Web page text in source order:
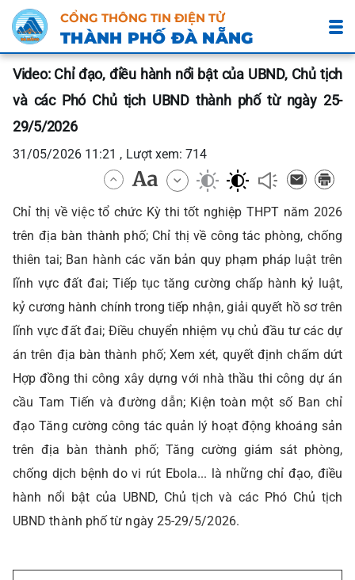
CỔNG THÔNG TIN ĐIỆN TỬ
THÀNH PHỐ ĐÀ NẴNG
Video: Chỉ đạo, điều hành nổi bật của UBND, Chủ tịch
và các Phó Chủ tịch UBND thành phố từ ngày 25-
29/5/2026
31/05/2026 11:21 , Lượt xem: 714
Chỉ thị về việc tổ chức Kỳ thi tốt nghiệp THPT năm 2026
trên địa bàn thành phố; Chỉ thị về công tác phòng, chống
thiên tai; Ban hành các văn bản quy phạm pháp luật trên
lĩnh vực đất đai; Tiếp tục tăng cường chấp hành kỷ luật,
kỷ cương hành chính trong tiếp nhận, giải quyết hồ sơ trên
lĩnh vực đất đai; Điều chuyển nhiệm vụ chủ đầu tư các dự
án trên địa bàn thành phố; Xem xét, quyết định chấm dứt
Hợp đồng thi công xây dựng với nhà thầu thi công dự án
cầu Tam Tiến và đường dẫn; Kiện toàn một số Ban chỉ
đạo Tăng cường công tác quản lý hoạt động khoáng sản
trên địa bàn thành phố; Tăng cường giám sát phòng,
chống dịch bệnh do vi rút Ebola... là những chỉ đạo, điều
hành nổi bật của UBND, Chủ tịch và các Phó Chủ tịch
UBND thành phố từ ngày 25-29/5/2026.